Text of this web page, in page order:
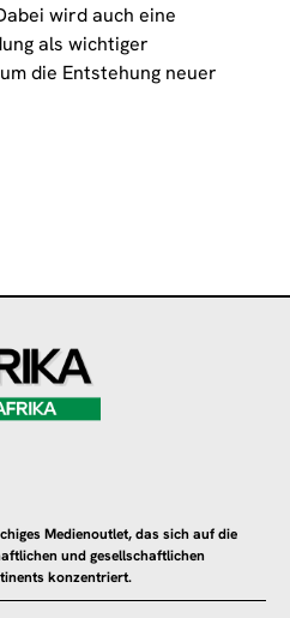
wird auch eine
als wichtiger
die Entstehung neuer
Medienoutlet, das sich auf die
und gesellschaftlichen
konzentriert.